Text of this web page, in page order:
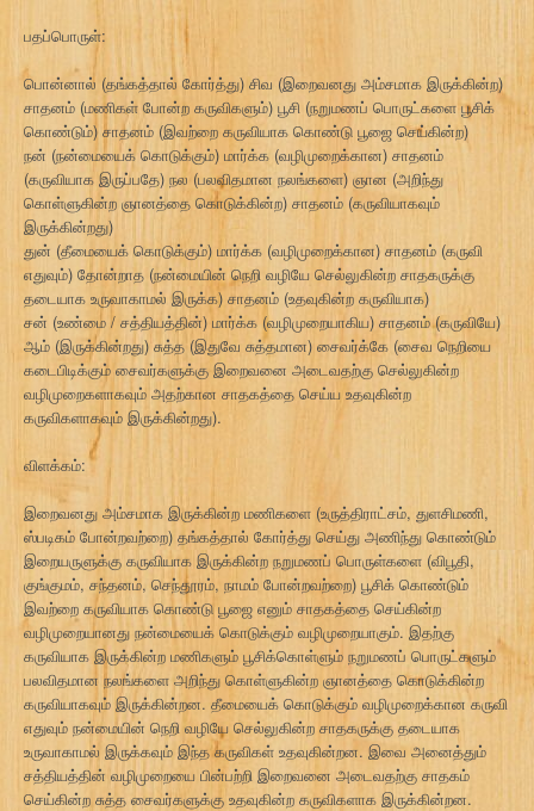
பதப்பொருள்:
பொன்னால் (தங்கத்தால் கோர்த்து) சிவ (இறைவனது அம்சமாக இருக்கின்ற)
சாதனம் (மணிகள் போன்ற கருவிகளும்) பூசி (நறுமணப் பொருட்களை பூசிக்
கொண்டும்) சாதனம் (இவற்றை கருவியாக கொண்டு பூஜை செய்கின்ற)
நன் (நன்மையைக் கொடுக்கும்) மார்க்க (வழிமுறைக்கான) சாதனம்
(கருவியாக இருப்பதே) நல (பலவிதமான நலங்களை) ஞான (அறிந்து
கொள்ளுகின்ற ஞானத்தை கொடுக்கின்ற) சாதனம் (கருவியாகவும்
இருக்கின்றது)
துன் (தீமையைக் கொடுக்கும்) மார்க்க (வழிமுறைக்கான) சாதனம் (கருவி
எதுவும்) தோன்றாத (நன்மையின் நெறி வழியே செல்லுகின்ற சாதகருக்கு
தடையாக உருவாகாமல் இருக்க) சாதனம் (உதவுகின்ற கருவியாக)
சன் (உண்மை / சத்தியத்தின்) மார்க்க (வழிமுறையாகிய) சாதனம் (கருவியே)
ஆம் (இருக்கின்றது) சுத்த (இதுவே சுத்தமான) சைவர்க்கே (சைவ நெறியை
கடைபிடிக்கும் சைவர்களுக்கு இறைவனை அடைவதற்கு செல்லுகின்ற
வழிமுறைகளாகவும் அதற்கான சாதகத்தை செய்ய உதவுகின்ற
கருவிகளாகவும் இருக்கின்றது).
விளக்கம்:
இறைவனது அம்சமாக இருக்கின்ற மணிகளை (உருத்திராட்சம், துளசிமணி,
ஸ்படிகம் போன்றவற்றை) தங்கத்தால் கோர்த்து செய்து அணிந்து கொண்டும்
இறையருளுக்கு கருவியாக இருக்கின்ற நறுமணப் பொருள்களை (விபூதி,
குங்குமம், சந்தனம், செந்தூரம், நாமம் போன்றவற்றை) பூசிக் கொண்டும்
இவற்றை கருவியாக கொண்டு பூஜை எனும் சாதகத்தை செய்கின்ற
வழிமுறையானது நன்மையைக் கொடுக்கும் வழிமுறையாகும். இதற்கு
கருவியாக இருக்கின்ற மணிகளும் பூசிக்கொள்ளும் நறுமணப் பொருட்களும்
பலவிதமான நலங்களை அறிந்து கொள்ளுகின்ற ஞானத்தை கொடுக்கின்ற
கருவியாகவும் இருக்கின்றன. தீமையைக் கொடுக்கும் வழிமுறைக்கான கருவி
எதுவும் நன்மையின் நெறி வழியே செல்லுகின்ற சாதகருக்கு தடையாக
உருவாகாமல் இருக்கவும் இந்த கருவிகள் உதவுகின்றன. இவை அனைத்தும்
சத்தியத்தின் வழிமுறையை பின்பற்றி இறைவனை அடைவதற்கு சாதகம்
செய்கின்ற சுத்த சைவர்களுக்கு உதவுகின்ற கருவிகளாக இருக்கின்றன.